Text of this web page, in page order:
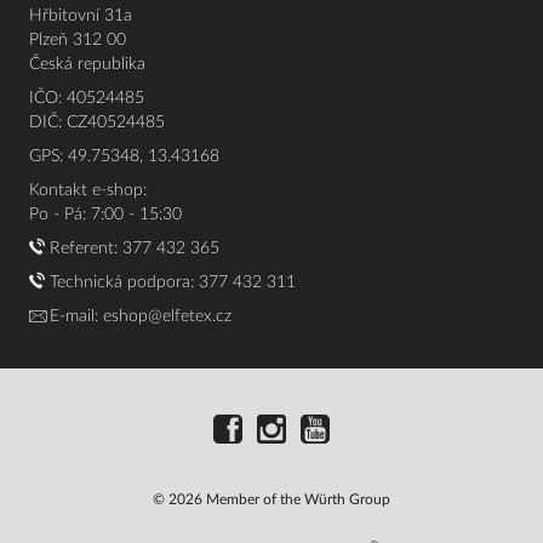
Hřbitovní 31a
Plzeň 312 00
Česká republika
IČO: 40524485
DIČ: CZ40524485
GPS: 49.75348, 13.43168
Kontakt e-shop:
Po - Pá: 7:00 - 15:30
Referent: 377 432 365
Technická podpora: 377 432 311
E-mail: eshop@elfetex.cz
© 2026 Member of the Würth Group